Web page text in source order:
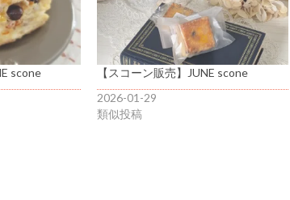
scone
【スコーン販売】JUNE scone
2026-01-29
類似投稿